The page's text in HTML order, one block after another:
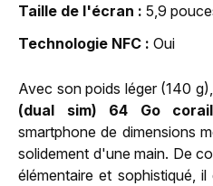
Taille de l'écran
5,9
Technologie NFC
Oui
Avec son poids léger (140
(dual sim) 64 Go
smartphone de dimensions
solidement d'une main. De
élémentaire et sophistiqué,